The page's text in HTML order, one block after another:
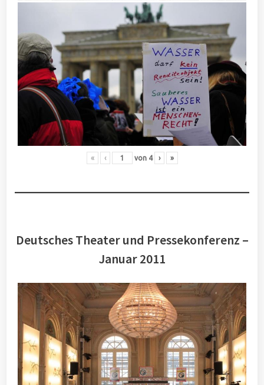
« ‹ von 4 › »
Deutsches Theater und Pressekonferenz –
Januar 2011